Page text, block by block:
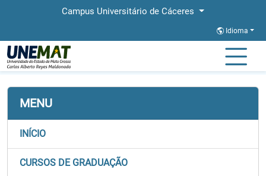
Campus Universitário de Cáceres
Idioma
Página Inicial Equipe Administrativa
MENU
INÍCIO
CURSOS DE GRADUAÇÃO